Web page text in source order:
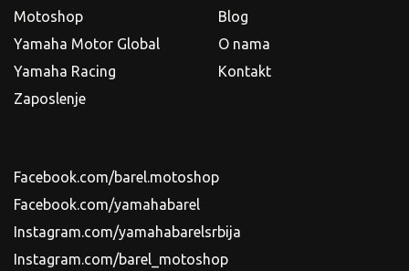
Motoshop
Yamaha Motor Global
Yamaha Racing
Zaposlenje
Blog
O nama
Kontakt
Facebook.com/barel.motoshop
Facebook.com/yamahabarel
Instagram.com/yamahabarelsrbija
Instagram.com/barel_motoshop